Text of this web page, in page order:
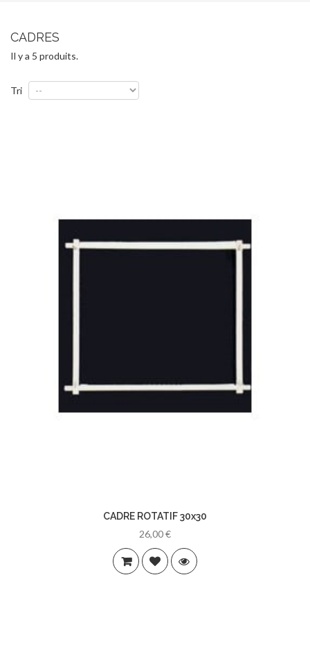
CADRES
Il y a 5 produits.
Tri
CADRE ROTATIF 30x30
26,00 €